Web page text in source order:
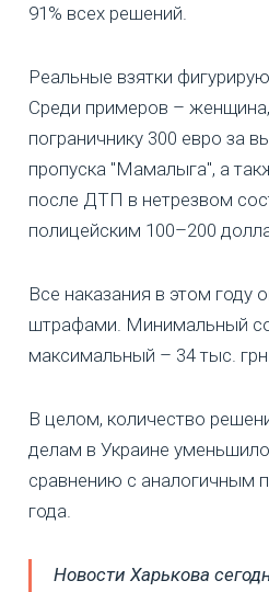
91% всех решений.
Реальные взятки
Среди примеров –
пограничнику 300 евро за
пропуска "Мамалыга", а
после ДТП в нетрезвом
полицейским 100–200
Все наказания в этом году
штрафами. Минимальный
максимальный – 34 тыс. грн.
В целом, количество
делам в Украине
сравнению с аналогичным
года.
Новости Харькова